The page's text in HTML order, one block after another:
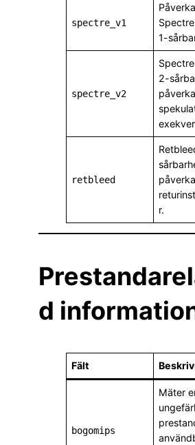
spectre_v1
1-
spectre_v2
2-
retbleed
r.
d
Fält
bogomips
Mäter